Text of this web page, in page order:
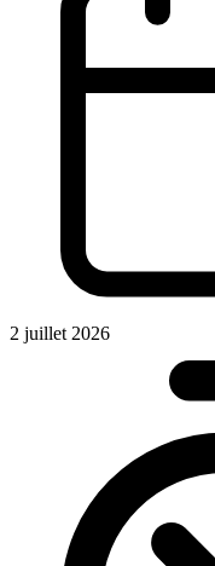
2 juillet 2026